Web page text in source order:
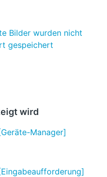
Bilder wurden nicht
gespeichert
wird
Manager]